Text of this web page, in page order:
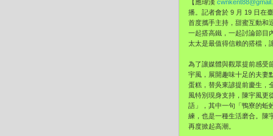
【應瑋漢
播。記者會於 9 月 19 日在
首度攜手主持，甜蜜互動和
一起搭高鐵，一起討論節目
太太是最值得信賴的搭檔，
為了讓媒體與觀眾提前感受
宇風，展開趣味十足的夫妻
蛋糕，替吳東諺提前慶生，
風特別現身支持，陳宇風更
語」，其中一句「鴨寮的蚯
練，也是一種生活磨合。陳
再度掀起高潮。